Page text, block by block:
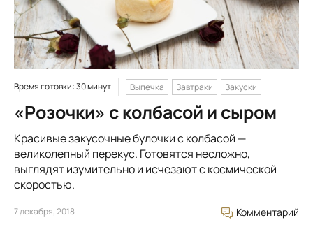
Время готовки: 30 минут Выпечка Завтраки Закуски
«Розочки» с колбасой и сыром
Красивые закусочные булочки с колбасой —
великолепный перекус. Готовятся несложно,
выглядят изумительно и исчезают с космической
скоростью.
7 декабря, 2018 Комментарий